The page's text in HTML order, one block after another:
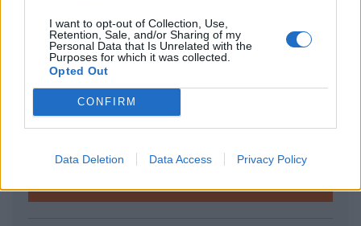
I want to opt-out of Collection, Use,
Retention, Sale, and/or Sharing of my
Personal Data that Is Unrelated with the
Purposes for which it was collected.
Opted Out
CONFIRM
Data Deletion Data Access Privacy Policy
tartozik, melynek olvasása előfizetéses
regisztrációhoz kötött.
Az előfizetés a következőket tartalmazza:
Portfolio.hu teljes cikkarchívum
Kötéslisták: BÉT elmúlt 2 év napon belüli